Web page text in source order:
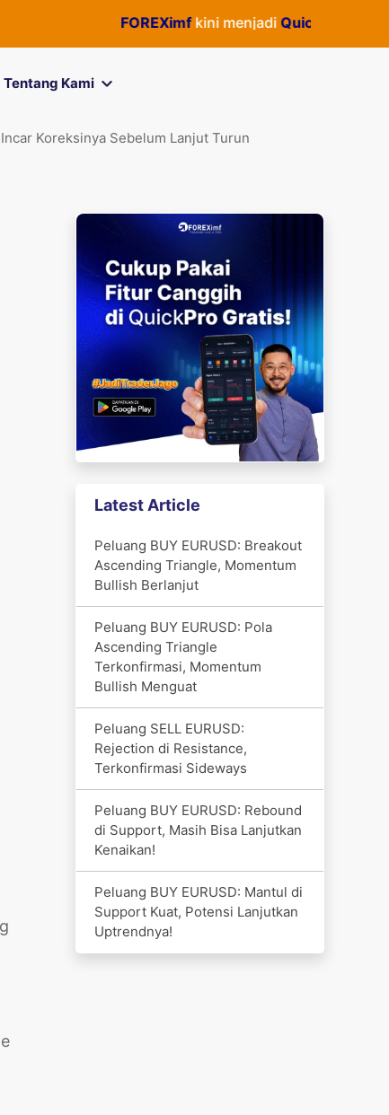
FOREXimfkini menjadiQuickPro— Semua
Tentang Kami
Koreksinya Sebelum Lanjut Turun
Latest Article
Peluang BUY EURUSD: Breakout
Ascending Triangle, Momentum
Bullish Berlanjut
Peluang BUY EURUSD: Pola
Ascending Triangle
Terkonfirmasi, Momentum
Bullish Menguat
Peluang SELL EURUSD:
Rejection di Resistance,
Terkonfirmasi Sideways
Peluang BUY EURUSD: Rebound
di Support, Masih Bisa Lanjutkan
Kenaikan!
Peluang BUY EURUSD: Mantul di
Support Kuat, Potensi Lanjutkan
Uptrendnya!